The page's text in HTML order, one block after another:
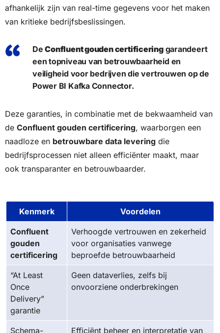
afhankelijk zijn van real-time gegevens voor het maken
van kritieke bedrijfsbeslissingen.
DeConfluent gouden certificeringgarandeert
een topniveau van betrouwbaarheid en
veiligheid voor bedrijven die vertrouwen op de
Power BI Kafka Connector.
Deze garanties, in combinatie met de bekwaamheid van
de Confluent gouden certificering, waarborgen een
naadloze en betrouwbare data levering die
bedrijfsprocessen niet alleen efficiënter maakt, maar
ook transparanter en betrouwbaarder.
Kenmerk Voordelen
Confluent
gouden
certificering
Verhoogde vertrouwen en zekerheid
voor organisaties vanwege
beproefde betrouwbaarheid
“At Least
Once
Delivery”
garantie
Geen dataverlies, zelfs bij
onvoorziene onderbrekingen
Schema-
Efficiënt beheer en interpretatie van